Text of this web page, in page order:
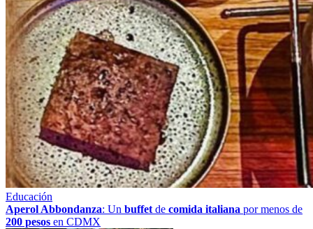
Educación
Aperol Abbondanza: Un buffet de comida italiana por menos de
200 pesos en CDMX